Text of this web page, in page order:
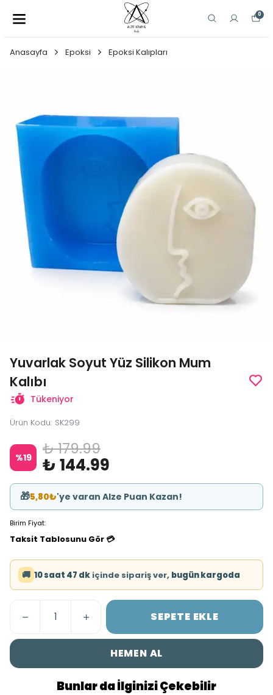
0
Anasayfa Epoksi Epoksi Kalıpları
Yuvarlak Soyut Yüz Silikon Mum
Kalıbı
Tükeniyor
Ürün Kodu: SK299
%19 ₺ 179.99
₺ 144.99
🎁5,80₺'ye varan Alze Puan Kazan!
Birim Fiyat:
Taksit Tablosunu Gör 💳
🚚 10 saat 47 dk içinde sipariş ver, bugün kargoda
SEPETE EKLE
HEMEN AL
Bunlar da İlginizi Çekebilir